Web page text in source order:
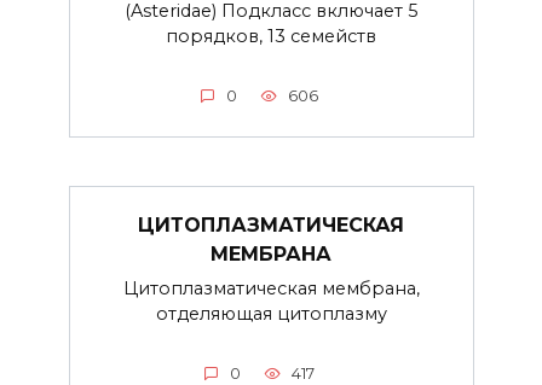
(Asteridae) Подкласс включает 5
порядков, 13 семейств
0 606
ЦИТОПЛАЗМАТИЧЕСКАЯ
МЕМБРАНА
Цитоплазматическая мембрана,
отделяющая цитоплазму
0 417